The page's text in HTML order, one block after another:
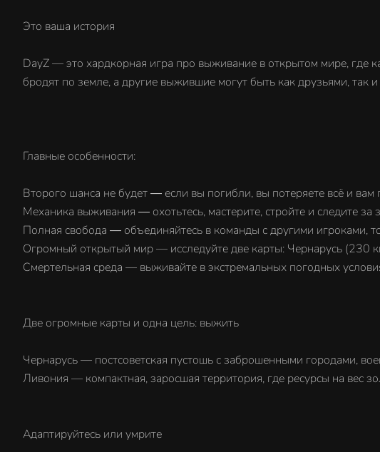
Это ваша история
DayZ — это хардкорная игра про выживание в открытом мире, где
бродят по земле, а другие выжившие могут быть как друзьями, так
Главные особенности:
Второго шанса не будет ― если вы погибли, вы потеряете всё и вам
Механика выживания ― охотьтесь, мастерите, стройте и следите
Полная свобода ― объединяйтесь в команды с другими игроками,
Огромный открытый мир — исследуйте две карты: Чернарусь (230
Смертельная среда — выживайте в экстремальных погодных
Две огромные карты и одна цель: выжить
Чернарусь — постсоветская пустошь с заброшенными городами,
Ливония — компактная, заросшая территория, где ресурсы на вес
Адаптируйтесь или умрите